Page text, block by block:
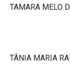
TAMARA MELO
TÂNIA MARIA